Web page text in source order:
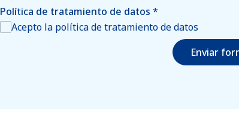
Política de tratamiento de datos *
Acepto la política de tratamiento de datos
Enviar